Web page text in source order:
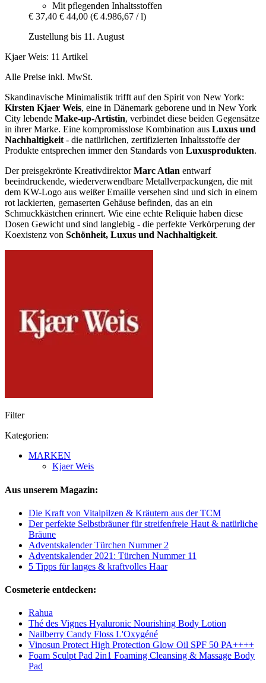
Mit pflegenden Inhaltsstoffen
€ 37,40 € 44,00 (€ 4.986,67 / l)
Zustellung bis 11. August
Kjaer Weis: 11 Artikel
Alle Preise inkl. MwSt.
Skandinavische Minimalistik trifft auf den Spirit von New York:
Kirsten Kjaer Weis, eine in Dänemark geborene und in New York
City lebende Make-up-Artistin, verbindet diese beiden Gegensätze
in ihrer Marke. Eine kompromisslose Kombination aus Luxus und
Nachhaltigkeit - die natürlichen, zertifizierten Inhaltsstoffe der
Produkte entsprechen immer den Standards von Luxusprodukten.
Der preisgekrönte KreativdirektorMarc Atlan entwarf
beeindruckende, wiederverwendbare Metallverpackungen, die mit
dem KW-Logo aus weißer Emaille versehen sind und sich in einem
rot lackierten, gemaserten Gehäuse befinden, das an ein
Schmuckkästchen erinnert. Wie eine echte Reliquie haben diese
Dosen Gewicht und sind langlebig - die perfekte Verkörperung der
Koexistenz von Schönheit, Luxus und Nachhaltigkeit.
Filter
Kategorien:
MARKEN
Kjaer Weis
Aus unserem Magazin:
Die Kraft von Vitalpilzen & Kräutern aus der TCM
Der perfekte Selbstbräuner für streifenfreie Haut & natürliche
Bräune
Adventskalender Türchen Nummer 2
Adventskalender 2021: Türchen Nummer 11
5 Tipps für langes & kraftvolles Haar
Cosmeterie entdecken:
Rahua
Thé des Vignes Hyaluronic Nourishing Body Lotion
Nailberry Candy Floss L'Oxygéné
Vinosun Protect High Protection Glow Oil SPF 50 PA++++
Foam Sculpt Pad 2in1 Foaming Cleansing & Massage Body
Pad